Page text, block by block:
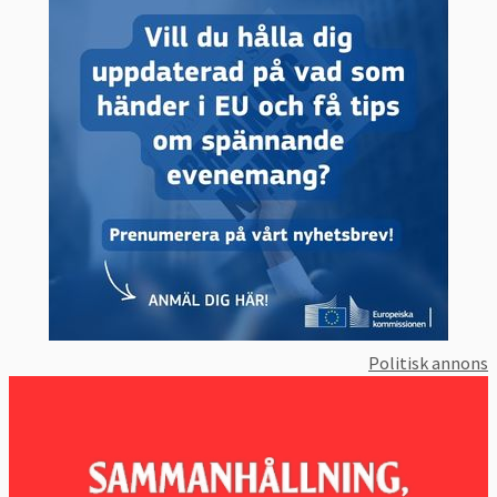
europeisk superstat”.
Mer demokrati och respekt för folkets
vilja: EFDD vill inte se en fortsatt
europeisk integration utan anser att
demokratin ligger hos nationalstaten.
Europas folk och nationer har rätt att
skydda sina gränser och stärka sina
egna historiska, traditionella, religiösa
och kulturella värden.
Respekt för nationella intressen och
skillnader: Gruppens medlemmar har
det egna landets delegation anser är
den yttersta kontrollen över politiska
Politisk annons